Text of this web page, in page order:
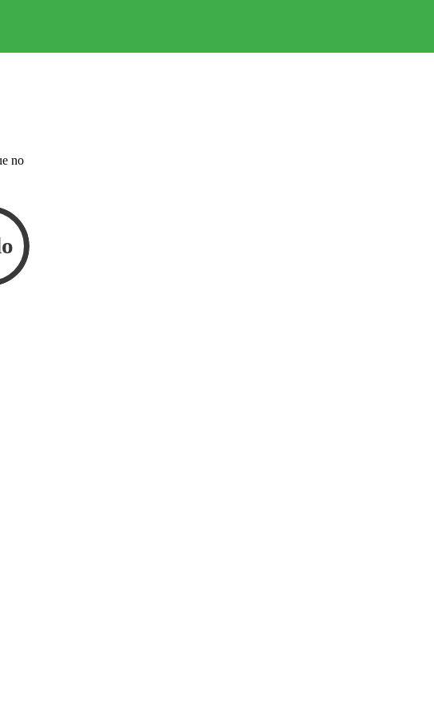
no